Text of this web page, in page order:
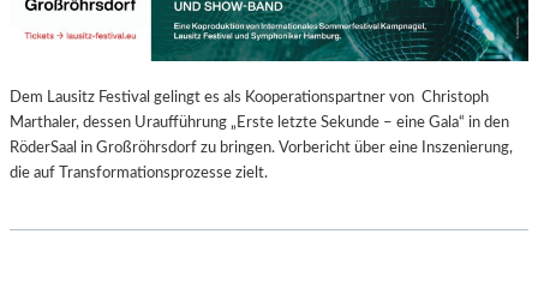
–
A
U
S
S
T
Dem Lausitz Festival gelingt es als Kooperationspartner von Christoph
Marthaler, dessen Uraufführung „Erste letzte Sekunde – eine Gala“ in den
RöderSaal in Großröhrsdorf zu bringen. Vorbericht über eine Inszenierung,
die auf Transformationsprozesse zielt.